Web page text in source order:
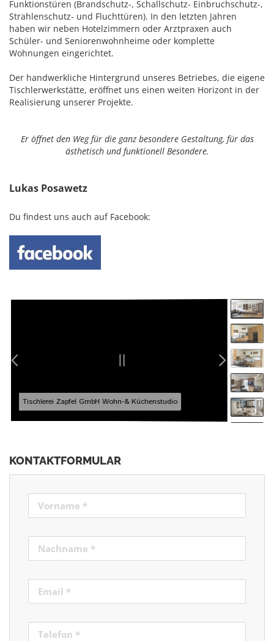
Funktionstüren (Brandschutz-, Schallschutz- Einbruchschutz-,
Strahlenschutz- und Fluchttüren). In den letzten Jahren
haben wir neben Hotelzimmern oder Arztpraxen auch
Schüler- und Seniorenwohnheime oder komplette
Wohnungen eingerichtet.
Der handwerkliche Hintergrund unseres Betriebes, die eigene
Tischlerwerkstätte, eröffnet uns einen weiten Horizont in der
Realisierung unserer Projekte.
Er öffnet den Weg für die ganz besondere Gestaltung, für das
ästhetisch und funktionell Besondere.
Lukas Posawetz
Du findest uns auch auf Facebook:
Tischlerei Zapfel GmbH
KONTAKTFORMULAR